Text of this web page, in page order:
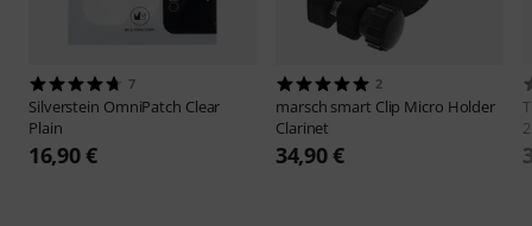
7
Silverstein OmniPatch Clear
Plain
16,90 €
2
marsch smart Clip Micro Holder
Clarinet
34,90 €